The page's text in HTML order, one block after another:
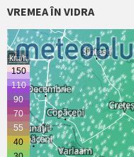
VREMEA ÎN VIDRA